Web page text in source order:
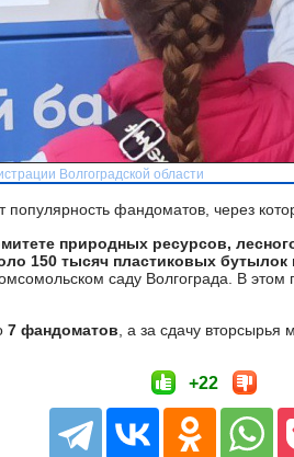
Волгоградской области
популярность фандоматов, через
природных ресурсов,
150 тысяч пластиковых
саду Волгограда. В этом
7 фандоматов , а за сдачу вторсырья
+22